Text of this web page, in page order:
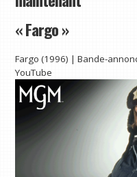
« Fargo »
Fargo (1996) | Bande-
YouTube